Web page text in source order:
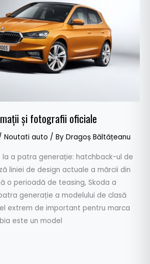
și fotografii oficiale
Noutati auto / By Dragoș Băltățeanu
la a patra generație: hatchback-ul de
liniei de design actuale a mărcii din
o perioadă de teasing, Skoda a
generație a modelului de clasă
extrem de important pentru marca
este un model